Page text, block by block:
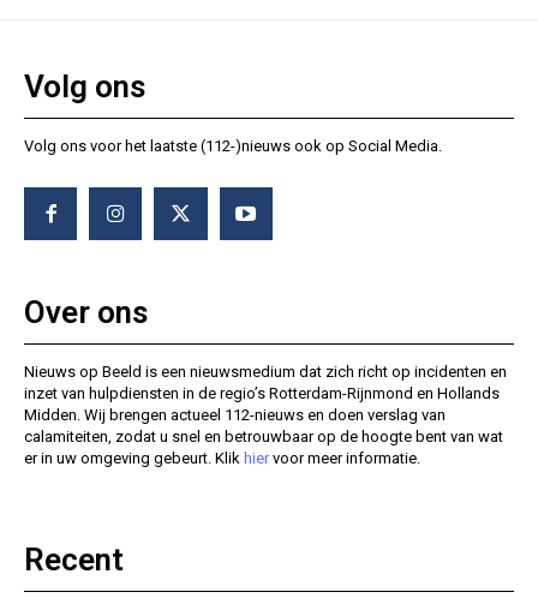
Volg ons
Volg ons voor het laatste (112-)nieuws ook op Social Media.
Over ons
Nieuws op Beeld is een nieuwsmedium dat zich richt op incidenten en
inzet van hulpdiensten in de regio’s Rotterdam-Rijnmond en Hollands
Midden. Wij brengen actueel 112-nieuws en doen verslag van
calamiteiten, zodat u snel en betrouwbaar op de hoogte bent van wat
er in uw omgeving gebeurt. Klik hiervoor meer informatie.
Recent